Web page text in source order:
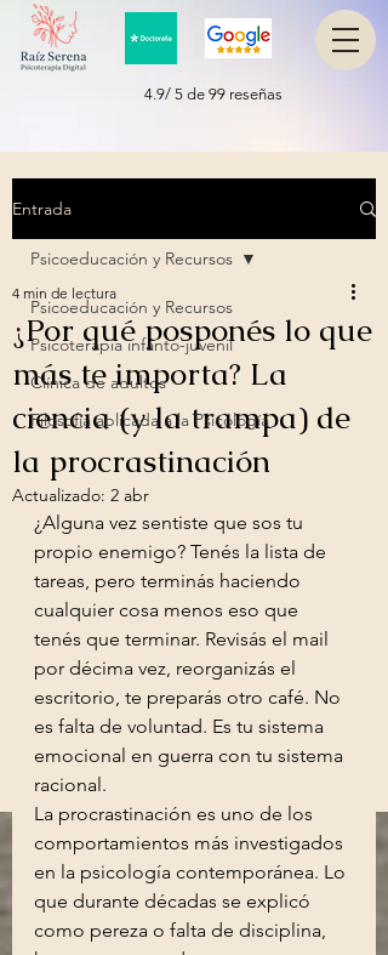
4.9/ 5 de 99 reseñas
Entrada
Psicoeducación y Recursos
Psicoterapia infanto-juvenil
Clínica de adultos
Filosofía aplicada a la Psicología
Psicoeducación y Recursos
¿Por qué posponés lo que
más te importa? La
ciencia (y la trampa) de
la procrastinación
4 min de lectura
Actualizado: 2 abr
¿Alguna vez sentiste que sos tu
propio enemigo? Tenés la lista de
tareas, pero terminás haciendo
cualquier cosa menos eso que
tenés que terminar. Revisás el mail
por décima vez, reorganizás el
escritorio, te preparás otro café. No
es falta de voluntad. Es tu sistema
emocional en guerra con tu sistema
racional.
La procrastinación es uno de los
comportamientos más investigados
en la psicología contemporánea. Lo
que durante décadas se explicó
como pereza o falta de disciplina,